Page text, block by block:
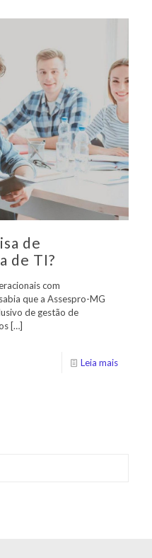
de
de TI?
com
que a Assespro-MG
de gestão de
[…]
Leia mais